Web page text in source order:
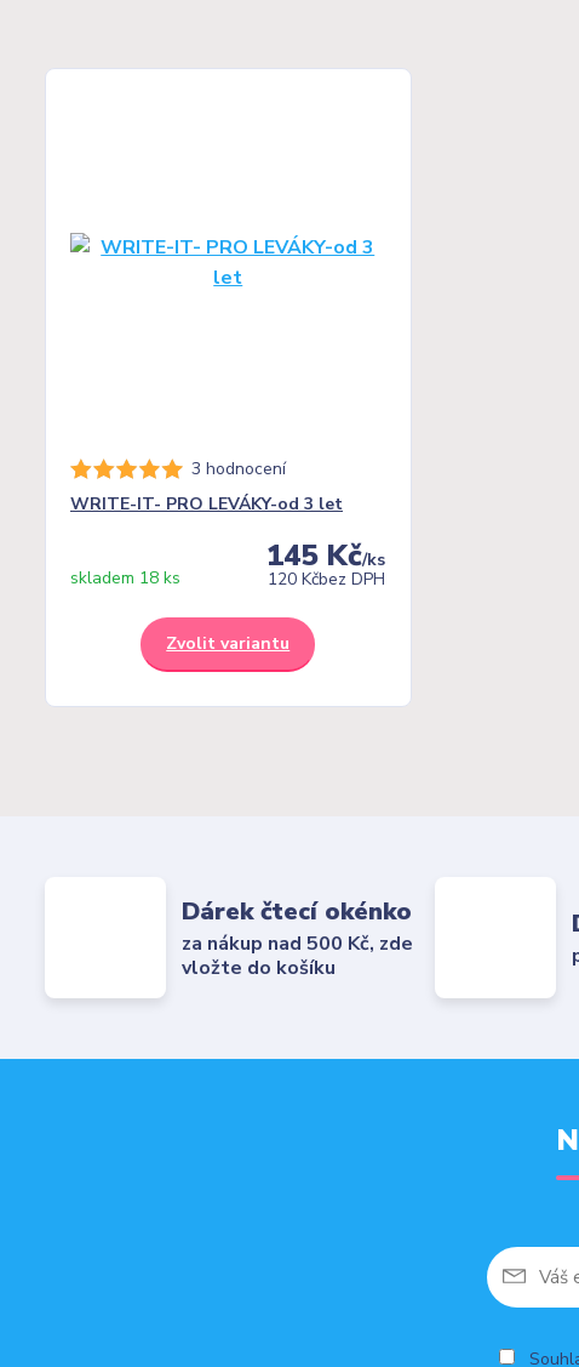
3 hodnocení
WRITE-IT- PRO LEVÁKY-od 3 let
145 Kč/ks
120 Kčbez DPH
skladem 18 ks
Zvolit variantu
Dárek čtecí okénko
za nákup nad 500 Kč, zde
vložte do košíku